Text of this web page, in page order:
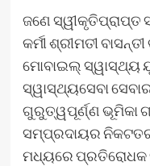
ଜଣେ ସ୍ୱୀକୃତିପ୍ରାପ୍ତ
କର୍ମୀ ଶ୍ରୀମତୀ
ମୋବାଇଲ୍ ସ୍ୱାସ୍ଥ୍ୟ
ସ୍ୱାସ୍ଥ୍ୟସେବା
ଗୁରୁତ୍ୱପୂର୍ଣ୍ଣ ଭୂମିକା
ସମ୍ପ୍ରଦାୟର ନିକଟତର
ମଧ୍ୟରେ ପ୍ରତିରୋଧକ